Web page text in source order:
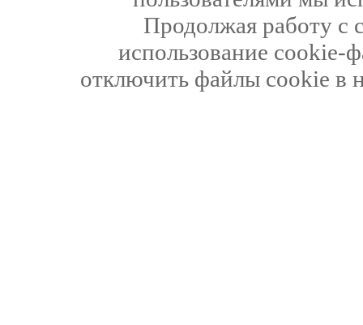
Продолжая работу с
использование cookie-
отключить файлы cookie в